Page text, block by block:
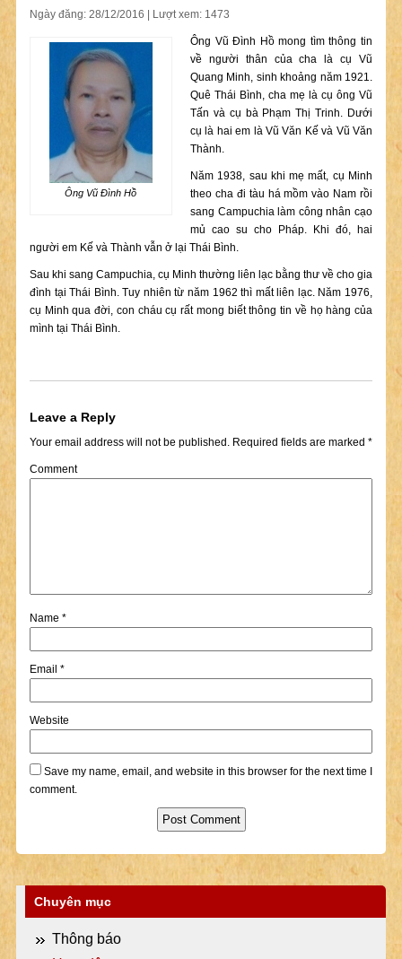
Ngày đăng: 28/12/2016 | Lượt xem: 1473
Ông Vũ Đình Hồ
Ông Vũ Đình Hồ mong tìm thông tin
về người thân của cha là cụ Vũ
Quang Minh, sinh khoảng năm 1921.
Quê Thái Bình, cha mẹ là cụ ông Vũ
Tấn và cụ bà Phạm Thị Trinh. Dưới
cụ là hai em là Vũ Văn Kế và Vũ Văn
Thành.
Năm 1938, sau khi mẹ mất, cụ Minh
theo cha đi tàu há mồm vào Nam rồi
sang Campuchia làm công nhân cạo
mủ cao su cho Pháp. Khi đó, hai
người em Kế và Thành vẫn ở lại Thái Bình.
Sau khi sang Campuchia, cụ Minh thường liên lạc bằng thư về cho gia
đình tại Thái Bình. Tuy nhiên từ năm 1962 thì mất liên lạc. Năm 1976,
cụ Minh qua đời, con cháu cụ rất mong biết thông tin về họ hàng của
mình tại Thái Bình.
Leave a Reply
Your email address will not be published.Required fields are marked *
Comment
Name *
Email *
Website
Save my name, email, and website in this browser for the next time I
comment.
Chuyên mục
Thông báo